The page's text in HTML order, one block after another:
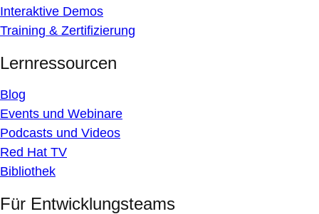
Interaktive Demos
Training & Zertifizierung
Lernressourcen
Blog
Events und Webinare
Podcasts und Videos
Red Hat TV
Bibliothek
Für Entwicklungsteams